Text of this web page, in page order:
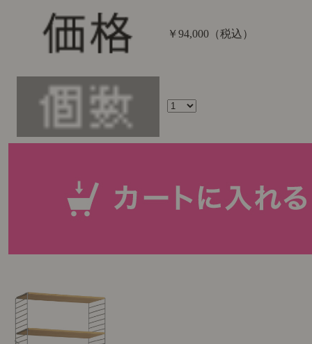
￥94,000 （税込）